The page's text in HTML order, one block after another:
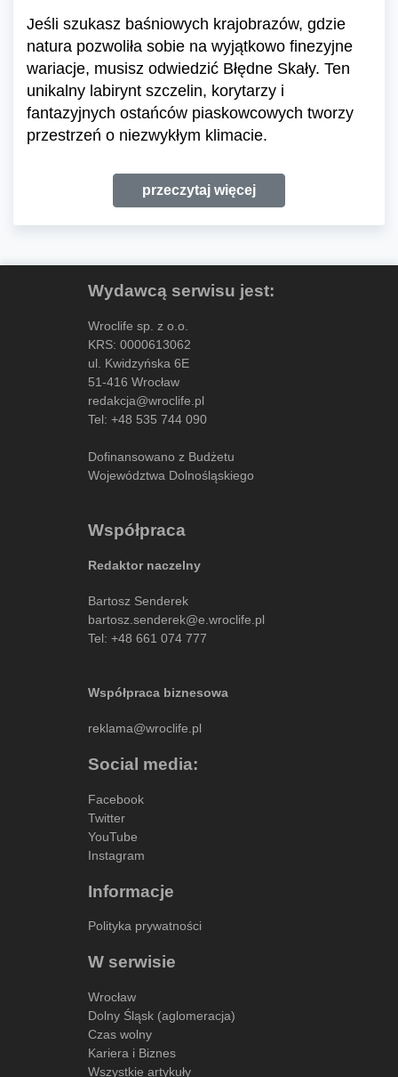
Jeśli szukasz baśniowych krajobrazów, gdzie
natura pozwoliła sobie na wyjątkowo finezyjne
wariacje, musisz odwiedzić Błędne Skały. Ten
unikalny labirynt szczelin, korytarzy i
fantazyjnych ostańców piaskowcowych tworzy
przestrzeń o niezwykłym klimacie.
przeczytaj więcej
Wydawcą serwisu jest:
Wroclife sp. z o.o.
KRS: 0000613062
ul. Kwidzyńska 6E
51-416 Wrocław
redakcja@wroclife.pl
Tel: +48 535 744 090
Dofinansowano z Budżetu
Województwa Dolnośląskiego
Współpraca
Redaktor naczelny
Bartosz Senderek
bartosz.senderek@e.wroclife.pl
Tel: +48 661 074 777
Współpraca biznesowa
reklama@wroclife.pl
Social media:
Facebook
Twitter
YouTube
Instagram
Informacje
Polityka prywatności
W serwisie
Wrocław
Dolny Śląsk (aglomeracja)
Czas wolny
Kariera i Biznes
Wszystkie artykuły